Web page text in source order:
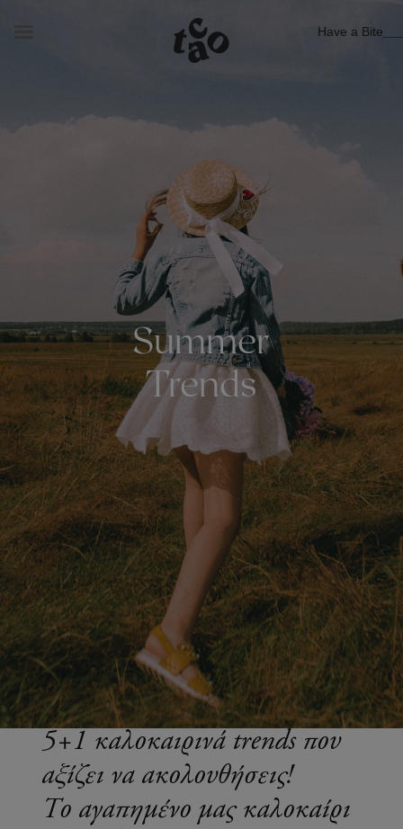
Summer
Trends
5+1 καλοκαιρινά trends που
αξίζει να ακολουθήσεις!
Το αγαπημένο μας καλοκαίρι
Have a Bite